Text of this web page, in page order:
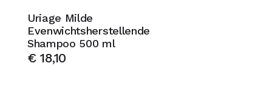
Uriage Milde
Evenwichtsherstellende
Shampoo 500 ml
€18,10